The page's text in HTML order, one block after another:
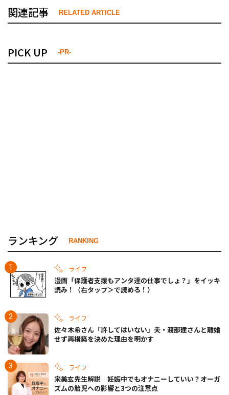
関連記事 RELATED ARTICLE
PICK UP -PR-
ランキング RANKING
ライフ
漫画「保護者支援もアンタ達の仕事でしょ？」をイッキ
読み！（右タップ＞で読める！）
ライフ
佐々木希さん「許してはいない」夫・渡部建さんと離婚
せず再構築を決めた理由を明かす
ライフ
宋美玄先生解説｜妊娠中でもオナニーしていい？オーガ
ズムの胎児への影響と3つの注意点